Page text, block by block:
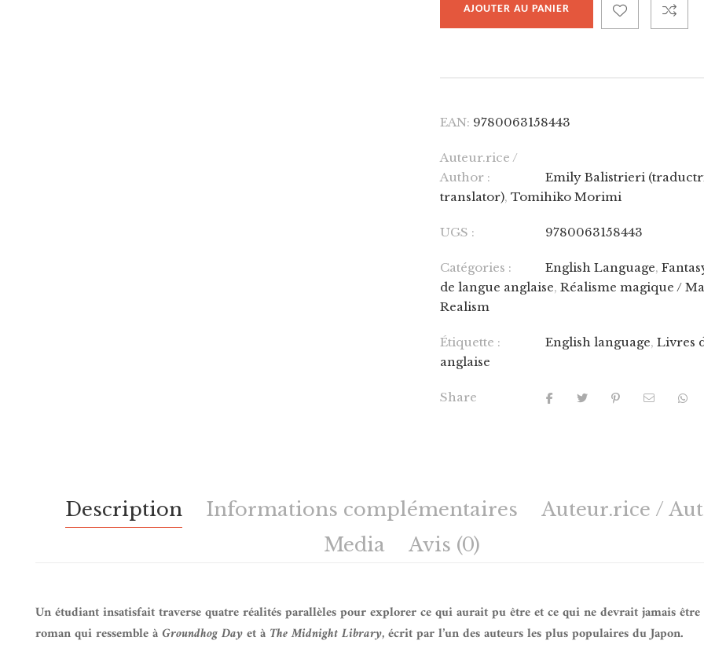
AJOUTER AU PANIER
EAN: 9780063158443
Auteur.rice /
Author :
Emily Balistrieri
translator),Tomihiko Morimi
UGS : 9780063158443
Catégories : English Language,
de langue anglaise,Réalisme magique /
Realism
Étiquette : English language,Livres
anglaise
Share
Description Informations complémentaires
Auteur.rice /
Media
Avis (0)
Un étudiant insatisfait traverse quatre réalités parallèles pour explorer ce qui aurait pu être et ce qui ne devrait jamais être
roman qui ressemble àGroundhog Dayet à The Midnight Library, écrit par l’un des auteurs les plus populaires du Japon.